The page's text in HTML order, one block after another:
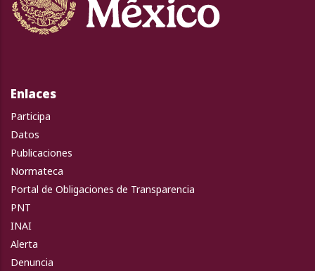
Enlaces
Participa
Datos
Publicaciones
Normateca
Portal de Obligaciones de Transparencia
PNT
INAI
Alerta
Denuncia